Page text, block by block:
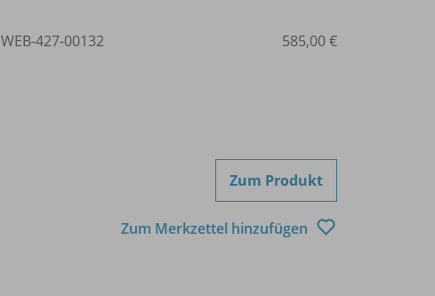
WEB-427-00132 585,00 €
Zum Produkt
Zum Merkzettel hinzufügen